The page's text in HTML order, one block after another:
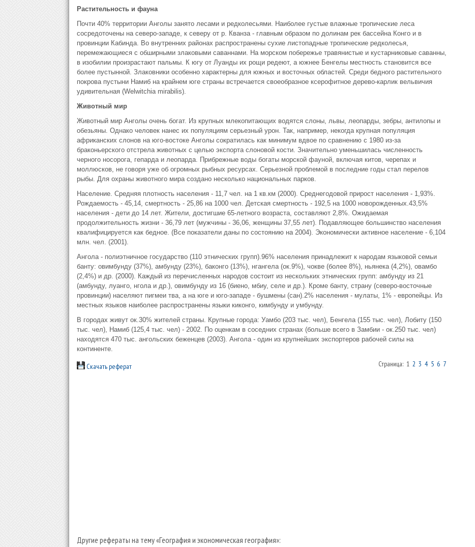
Растительность и фауна
Почти 40% территории Анголы занято лесами и редколесьями. Наиболее густые влажные тропические леса
сосредоточены на северо-западе, к северу от р. Кванза - главным образом по долинам рек бассейна Конго и в
провинции Кабинда. Во внутренних районах распространены сухие листопадные тропические редколесья,
перемежающиеся с обширными злаковыми саваннами. На морском побережье травянистые и кустарниковые саванны,
в изобилии произрастают пальмы. К югу от Луанды их рощи редеют, а южнее Бенгелы местность становится все
более пустынной. Злаковники особенно характерны для южных и восточных областей. Среди бедного растительного
покрова пустыни Намиб на крайнем юге страны встречается своеобразное ксерофитное дерево-карлик вельвичия
удивительная (Welwitchia mirabilis).
Животный мир
Животный мир Анголы очень богат. Из крупных млекопитающих водятся слоны, львы, леопарды, зебры, антилопы и
обезьяны. Однако человек нанес их популяциям серьезный урон. Так, например, некогда крупная популяция
африканских слонов на юго-востоке Анголы сократилась как минимум вдвое по сравнению с 1980 из-за
браконьерского отстрела животных с целью экспорта слоновой кости. Значительно уменьшилась численность
черного носорога, гепарда и леопарда. Прибрежные воды богаты морской фауной, включая китов, черепах и
моллюсков, не говоря уже об огромных рыбных ресурсах. Серьезной проблемой в последние годы стал перелов
рыбы. Для охраны животного мира создано несколько национальных парков.
Население. Средняя плотность населения - 11,7 чел. на 1 кв.км (2000). Среднегодовой прирост населения - 1,93%.
Рождаемость - 45,14, смертность - 25,86 на 1000 чел. Детская смертность - 192,5 на 1000 новорожденных.43,5%
населения - дети до 14 лет. Жители, достигшие 65-летного возраста, составляют 2,8%. Ожидаемая
продолжительность жизни - 36,79 лет (мужчины - 36,06, женщины 37,55 лет). Подавляющее большинство населения
квалифицируется как бедное. (Все показатели даны по состоянию на 2004). Экономически активное население - 6,104
млн. чел. (2001).
Ангола - полиэтничное государство (110 этнических групп).96% населения принадлежит к народам языковой семьи
банту: овимбунду (37%), амбунду (23%), баконго (13%), нгангела (ок.9%), чокве (более 8%), ньянека (4,2%), овамбо
(2,4%) и др. (2000). Каждый из перечисленных народов состоит из нескольких этнических групп: амбунду из 21
(амбунду, луанго, нгола и др.), овимбунду из 16 (биено, мбиу, селе и др.). Кроме банту, страну (северо-восточные
провинции) населяют пигмеи тва, а на юге и юго-западе - бушмены (сан).2% населения - мулаты, 1% - европейцы. Из
местных языков наиболее распространены языки киконго, кимбунду и умбунду.
В городах живут ок.30% жителей страны. Крупные города: Уамбо (203 тыс. чел), Бенгела (155 тыс. чел), Лобиту (150
тыс. чел), Намиб (125,4 тыс. чел) - 2002. По оценкам в соседних странах (больше всего в Замбии - ок.250 тыс. чел)
находятся 470 тыс. ангольских беженцев (2003). Ангола - один из крупнейших экспортеров рабочей силы на
континенте.
Скачать реферат Страница: 1 2 3 4 5 6 7
Другие рефераты на тему «География и экономическая география»: